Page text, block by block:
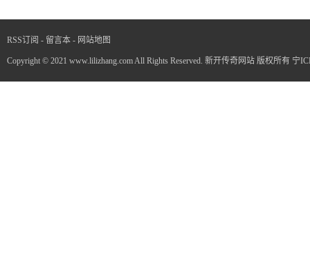
RSS订阅 - 留言本 - 网站地图
Copyright © 2021 www.lilizhang.com All Rights Reserved. 新开传奇网站 版权所有 宁